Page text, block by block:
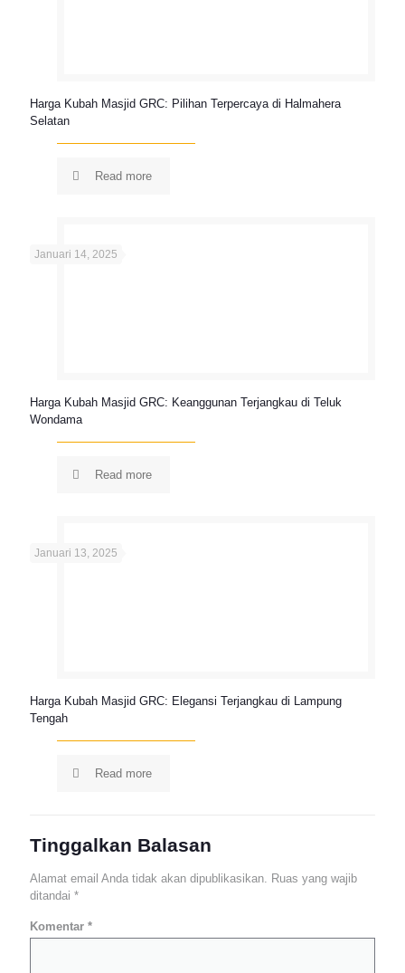
Harga Kubah Masjid GRC: Pilihan Terpercaya di Halmahera
Selatan
Read more
Januari 14, 2025
Harga Kubah Masjid GRC: Keanggunan Terjangkau di Teluk
Wondama
Read more
Januari 13, 2025
Harga Kubah Masjid GRC: Elegansi Terjangkau di Lampung
Tengah
Read more
Tinggalkan Balasan
Alamat email Anda tidak akan dipublikasikan. Ruas yang wajib
ditandai *
Komentar *